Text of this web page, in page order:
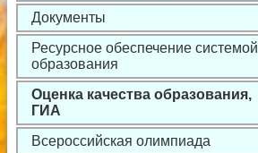
Документы
Ресурсное обеспечение системой
образования
Оценка качества образования,
ГИА
Всероссийская олимпиада